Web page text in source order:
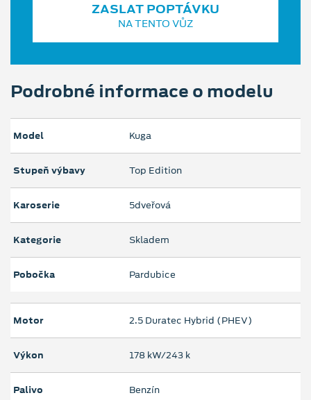
ZASLAT POPTÁVKU
NA TENTO VŮZ
Podrobné informace o modelu
Model Kuga
Stupeň výbavy Top Edition
Karoserie 5dveřová
Kategorie Skladem
Pobočka Pardubice
Motor 2.5 Duratec Hybrid (PHEV)
Výkon 178 kW/243 k
Palivo Benzín